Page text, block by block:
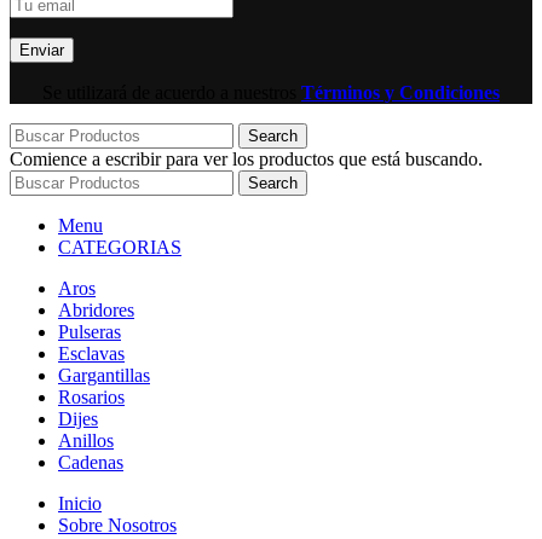
Términos y Condiciones
Search
Comience a escribir para ver los productos que está buscando.
Search
Menu
CATEGORIAS
Aros
Abridores
Pulseras
Esclavas
Gargantillas
Rosarios
Dijes
Anillos
Cadenas
Inicio
Sobre Nosotros